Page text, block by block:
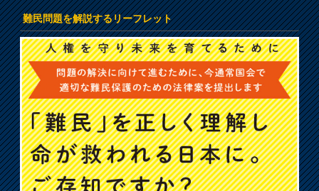
難民問題を解説するリーフレット